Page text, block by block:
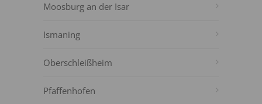
Moosburg an der Isar
Ismaning
Oberschleißheim
Pfaffenhofen